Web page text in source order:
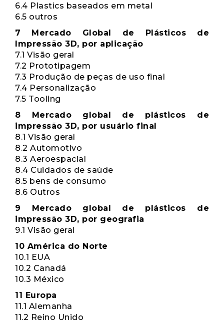
6.4 Plastics baseados em metal
6.5 outros
7 Mercado Global de Plásticos de
Impressão 3D, por aplicação
7.1 Visão geral
7.2 Prototipagem
7.3 Produção de peças de uso final
7.4 Personalização
7.5 Tooling
8 Mercado global de plásticos de
impressão 3D, por usuário final
8.1 Visão geral
8.2 Automotivo
8.3 Aeroespacial
8.4 Cuidados de saúde
8.5 bens de consumo
8.6 Outros
9 Mercado global de plásticos de
impressão 3D, por geografia
9.1 Visão geral
10 América do Norte
10.1 EUA
10.2 Canadá
10.3 México
11 Europa
11.1 Alemanha
11.2 Reino Unido